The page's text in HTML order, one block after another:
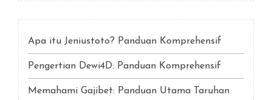
Apa itu Jeniustoto? Panduan Komprehensif
Pengertian Dewi4D: Panduan Komprehensif
Memahami Gajibet: Panduan Utama Taruhan